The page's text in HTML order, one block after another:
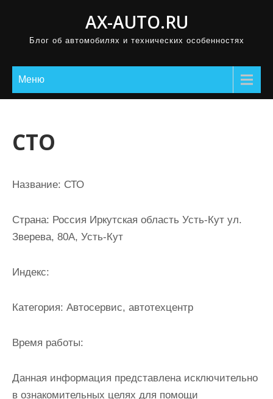
AX-AUTO.RU
Блог об автомобилях и технических особенностях
Меню
СТО
Название: СТО
Страна: Россия Иркутская область Усть-Кут ул.
Зверева, 80А, Усть-Кут
Индекс:
Категория: Автосервис, автотехцентр
Время работы:
Данная информация представлена исключительно
в ознакомительных целях для помощи